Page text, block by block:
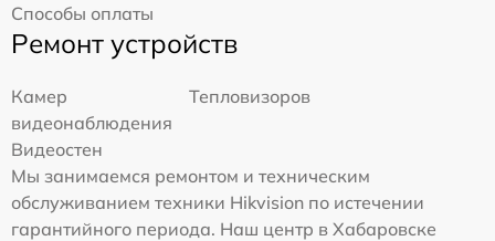
Способы оплаты
Ремонт устройств
Камер
видеонаблюдения
Тепловизоров
Видеостен
Мы занимаемся ремонтом и техническим
обслуживанием техники Hikvision по истечении
гарантийного периода. Наш центр в Хабаровске